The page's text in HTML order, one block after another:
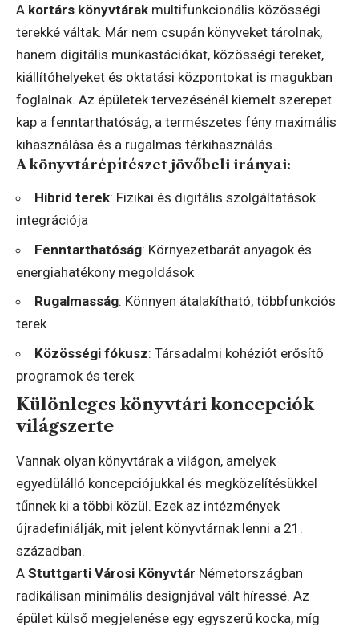
A kortárs könyvtárak multifunkcionális közösségi
terekké váltak. Már nem csupán könyveket tárolnak,
hanem digitális munkastációkat, közösségi tereket,
kiállítóhelyeket és oktatási központokat is magukban
foglalnak. Az épületek tervezésénél kiemelt szerepet
kap a fenntarthatóság, a természetes fény maximális
kihasználása és a rugalmas térkihasználás.
A könyvtárépítészet jövőbeli irányai:
Hibrid terek: Fizikai és digitális szolgáltatások
integrációja
Fenntarthatóság: Környezetbarát anyagok és
energiahatékony megoldások
Rugalmasság: Könnyen átalakítható, többfunkciós
terek
Közösségi fókusz: Társadalmi kohéziót erősítő
programok és terek
Különleges könyvtári koncepciók
világszerte
Vannak olyan könyvtárak a világon, amelyek
egyedülálló koncepciójukkal és megközelítésükkel
tűnnek ki a többi közül. Ezek az intézmények
újradefiniálják, mit jelent könyvtárnak lenni a 21.
században.
A Stuttgarti Városi Könyvtár Németországban
radikálisan minimális designjával vált híressé. Az
épület külső megjelenése egy egyszerű kocka, míg